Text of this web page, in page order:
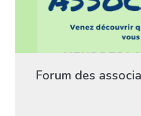
Forum des